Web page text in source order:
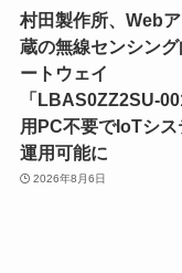
村田製作所、Web
蔵の無線センシン
ートウェイ
「LBAS0ZZ2SU-
用PC不要でIoTシス
運用可能に
2026年8月6日